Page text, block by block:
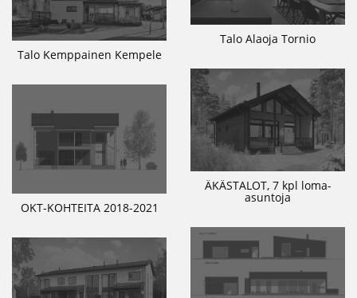
Talo Alaoja Tornio
Talo Kemppainen Kempele
ÄKÄSTALOT, 7 kpl loma-
asuntoja
OKT-KOHTEITA 2018-2021